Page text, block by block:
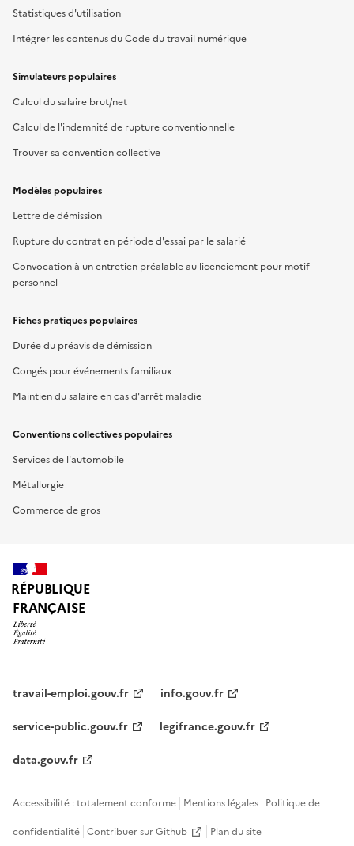
Statistiques d'utilisation
Intégrer les contenus du Code du travail numérique
Simulateurs populaires
Calcul du salaire brut/net
Calcul de l'indemnité de rupture conventionnelle
Trouver sa convention collective
Modèles populaires
Lettre de démission
Rupture du contrat en période d'essai par le salarié
Convocation à un entretien préalable au licenciement pour motif
personnel
Fiches pratiques populaires
Durée du préavis de démission
Congés pour événements familiaux
Maintien du salaire en cas d'arrêt maladie
Conventions collectives populaires
Services de l'automobile
Métallurgie
Commerce de gros
RÉPUBLIQUE
FRANÇAISE
travail-emploi.gouv.fr
info.gouv.fr
service-public.gouv.fr
legifrance.gouv.fr
data.gouv.fr
Accessibilité : totalement conforme Mentions légales Politique de
confidentialité Contribuer sur Github Plan du site